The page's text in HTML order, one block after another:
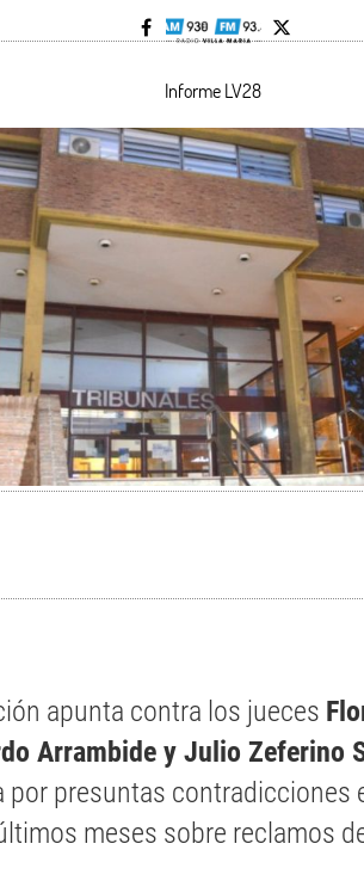
Informe LV28
apunta contra los jueces
Arrambide y Julio Zeferino
por presuntas contradicciones
meses sobre reclamos